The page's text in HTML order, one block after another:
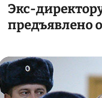
Экс-
предъявлено